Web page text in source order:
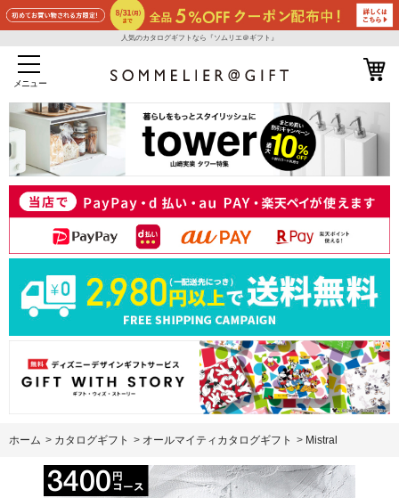
人気のカタログギフトなら『ソムリエ＠ギフト』
メニュー
ホーム > カタログギフト > オールマイティカタログギフト > Mistral